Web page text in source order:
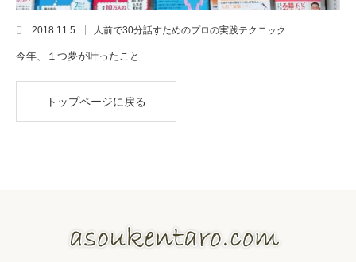
2018.11.5 人前で30分話すためのプロの実践テクニック
今年、１つ夢が叶ったこと
トップページに戻る